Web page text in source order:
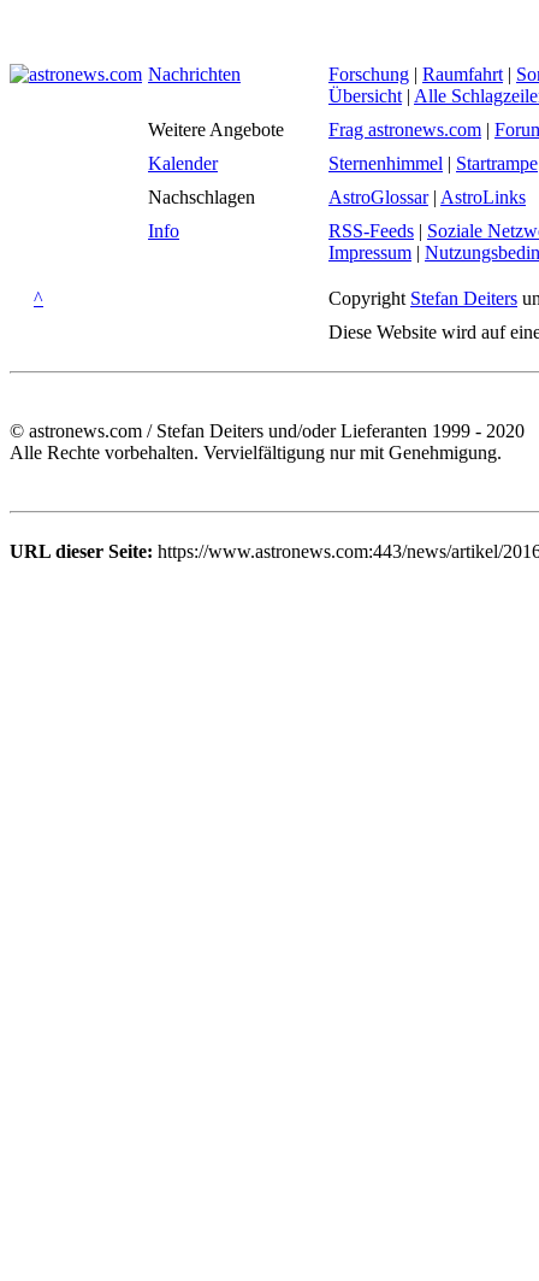
Nachrichten Forschung | Raumfahrt |
Übersicht | Alle
Weitere Angebote
Frag astronews.com |
Kalender
Sternenhimmel | Startrampe
Nachschlagen
AstroGlossar| AstroLinks
Info
RSS-Feeds | Soziale
Impressum |
^ Copyright Stefan Deiters
Diese Website wird auf
© astronews.com / Stefan Deiters und/oder Lieferanten 1999 - 2020
Alle Rechte vorbehalten. Vervielfältigung nur mit Genehmigung.
URL dieser Seite: https://www.astronews.com:443/news/artikel/